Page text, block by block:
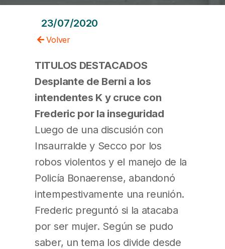
23/07/2020
Volver
TITULOS DESTACADOS
Desplante de Berni a los
intendentes K y cruce con
Frederic por la inseguridad
Luego de una discusión con
Insaurralde y Secco por los
robos violentos y el manejo de la
Policía Bonaerense, abandonó
intempestivamente una reunión.
Frederic preguntó si la atacaba
por ser mujer. Según se pudo
saber, un tema los divide desde